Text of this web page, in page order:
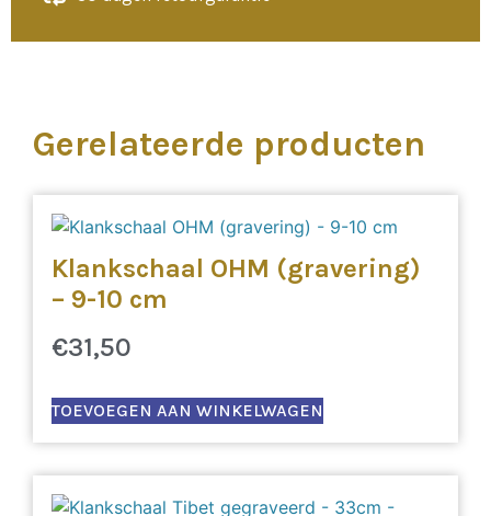
Gerelateerde producten
Klankschaal OHM (gravering)
– 9-10 cm
€31,50
TOEVOEGEN AAN WINKELWAGEN